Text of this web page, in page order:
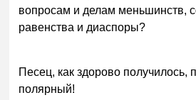
вопросам и делам меньшинств,
равенства и диаспоры?
Песец, как здорово получилось,
полярный!